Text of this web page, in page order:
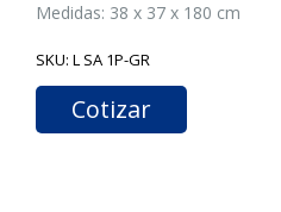
Medidas: 38 x 37 x 180 cm
SKU: L SA 1P-GR
Cotizar